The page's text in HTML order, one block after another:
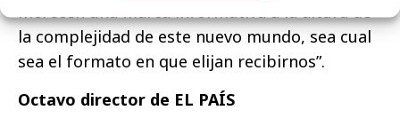
merecen una marca informativa a la altura de
la complejidad de este nuevo mundo, sea cual
sea el formato en que elijan recibirnos”.
Octavo director de EL PAÍS